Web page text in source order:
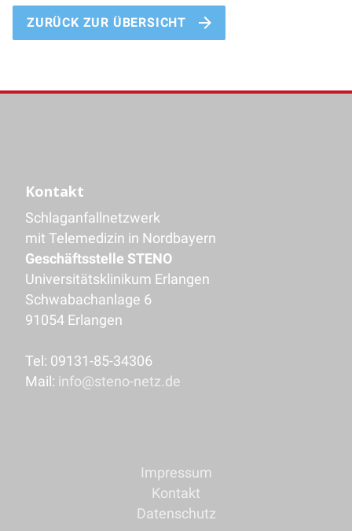
ZURÜCK ZUR ÜBERSICHT
Kontakt
Schlaganfallnetzwerk
mit Telemedizin in Nordbayern
Geschäftsstelle STENO
Universitätsklinikum Erlangen
Schwabachanlage 6
91054 Erlangen
Tel: 09131-85-34306
Mail: info@steno-netz.de
Impressum
Kontakt
Datenschutz